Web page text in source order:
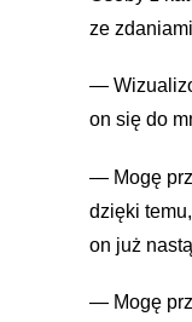
ze
—
on się do
— Mogę
dzięki
on już
— Mogę